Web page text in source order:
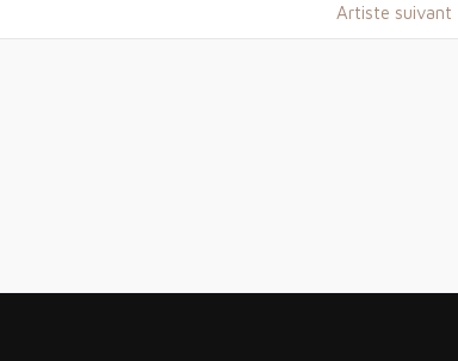
Artiste suivant